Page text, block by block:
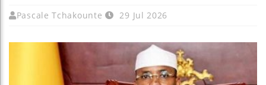
Pascale Tchakounte 29 Jul 2026